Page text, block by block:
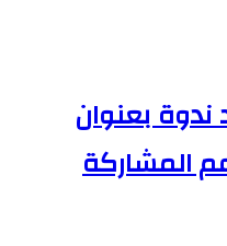
بعنوان
المشاركة